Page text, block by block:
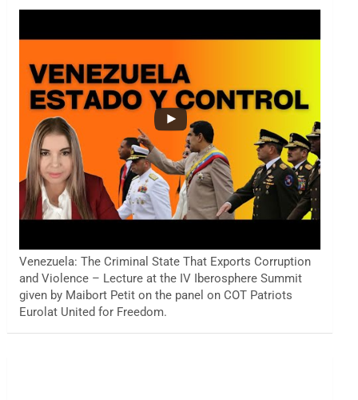
Venezuela: The Criminal State That Exports Corruption
and Violence – Lecture at the IV Iberosphere Summit
given by Maibort Petit on the panel on COT Patriots
Eurolat United for Freedom.